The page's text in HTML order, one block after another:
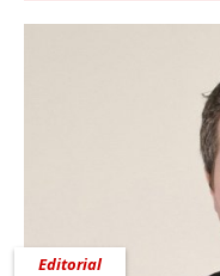
Editorial